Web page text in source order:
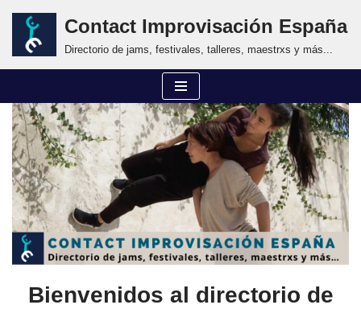
Saltar
Contact Improvisación España
Directorio de jams, festivales, talleres, maestrxs y más...
Bienvenidos al directorio de